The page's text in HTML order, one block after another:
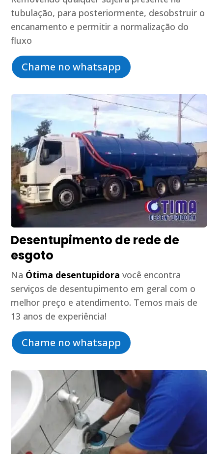
tubulação, para posteriormente, desobstruir o
encanamento e permitir a normalização do
fluxo
Chame no whatsapp
Desentupimento de rede de
esgoto
Na Ótima desentupidora você encontra
serviços de desentupimento em geral com o
melhor preço e atendimento. Temos mais de
13 anos de experiência!
Chame no whatsapp